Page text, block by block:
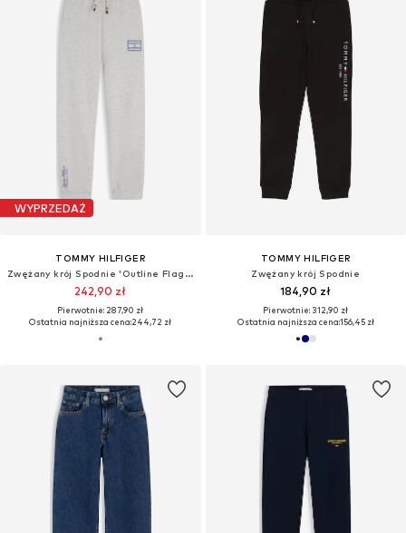
WYPRZEDAŻ
TOMMY HILFIGER
Zwężany krój Spodnie 'Outline Flag Wide Cuffed Leg'
242,90 zł
Pierwotnie: 287,90 zł
Ostatnia najniższa cena:244,72 zł
TOMMY HILFIGER
Zwężany krój Spodnie
184,90 zł
Pierwotnie: 312,90 zł
Ostatnia najniższa cena:156,45 zł